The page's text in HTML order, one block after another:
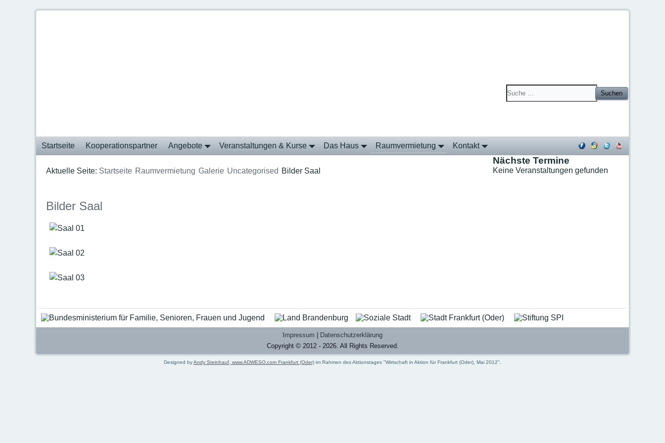
Suchen
Startseite Kooperationspartner Angebote Veranstaltungen & Kurse Das Haus Raumvermietung Kontakt
Aktuelle Seite: Startseite Raumvermietung Galerie Uncategorised Bilder Saal
Bilder Saal
Nächste Termine
Keine Veranstaltungen gefunden
Impressum
Datenschutzerklärung
Copyright © 2012 - 2026. All Rights Reserved.
Designed byAndy Steinhauf, www.ADWESO.com Frankfurt (Oder) im Rahmen des Aktionstages "Wirtschaft in Aktion für Frankfurt (Oder), Mai 2012".